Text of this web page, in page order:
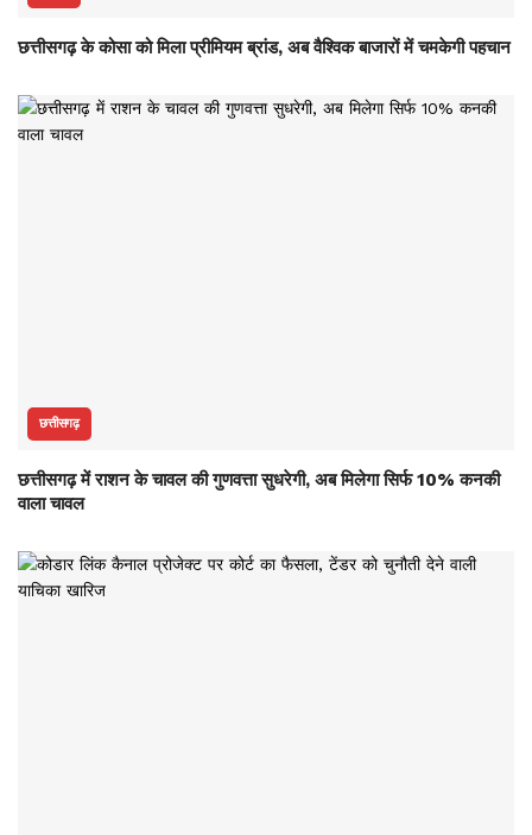
छत्तीसगढ़ के कोसा को मिला प्रीमियम ब्रांड, अब वैश्विक बाजारों में चमकेगी पहचान
छत्तीसगढ़
छत्तीसगढ़ में राशन के चावल की गुणवत्ता सुधरेगी, अब मिलेगा सिर्फ 10% कनकी
वाला चावल